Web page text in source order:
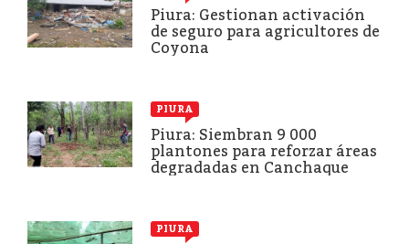
Piura: Gestionan activación
de seguro para agricultores de
Coyona
PIURA
Piura: Siembran 9 000
plantones para reforzar áreas
degradadas en Canchaque
PIURA